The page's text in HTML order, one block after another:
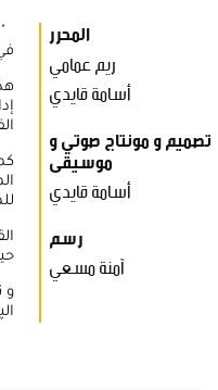
المحرر
ريم عمامي
أسامة قايدي
تصميم و مونتاج صوتي و
موسيقى
أسامة قايدي
رسم
آمنة مسعي
و